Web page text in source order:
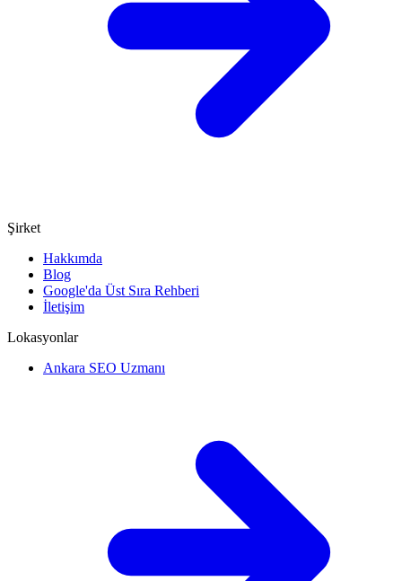
Şirket
Hakkımda
Blog
Google'da Üst Sıra Rehberi
İletişim
Lokasyonlar
Ankara SEO Uzmanı